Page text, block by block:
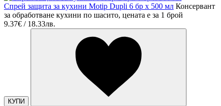
Спрей защита за кухини Motip Dupli 6 бр х 500 мл Консервант
за обработване кухини по шасито, цената е за 1 брой
9.37€ / 18.33лв.
КУПИ